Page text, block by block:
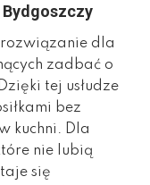
dla
zadbać o
tej usłudze
bez
kuchni. Dla
nie lubią
się